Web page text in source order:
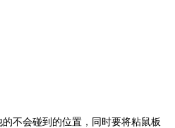
不会碰到的位置，同时要将粘鼠板